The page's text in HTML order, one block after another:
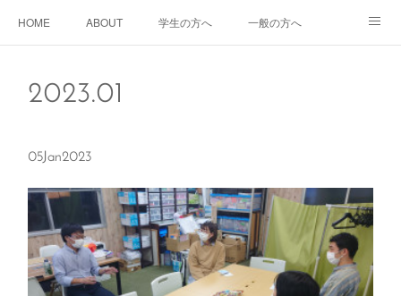
HOME ABOUT 学生の方へ 一般の方へ
2023.01
05Jan2023